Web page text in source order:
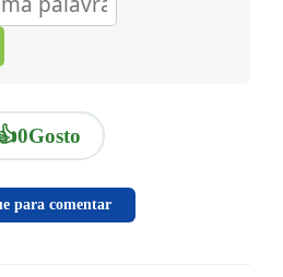
0Gosto
para comentar